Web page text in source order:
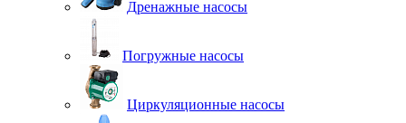
Дренажные насосы
Погружные насосы
Циркуляционные насосы